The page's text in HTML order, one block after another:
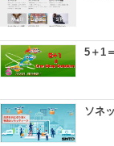
5＋1
ソネ